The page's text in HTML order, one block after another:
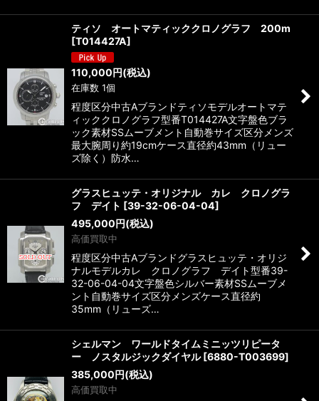
ティソ オートマティッククロノグラフ 200m
[T014427A]
110,000円(税込)
在庫数 1個
程度区分中古Aブランドティソモデルオートマテ
ィッククロノグラフ型番T014427A文字盤色ブラ
ック素材SSムーブメント自動巻サイズ区分メンズ
最大腕周り約19cmケース直径約43mm（リュー
ズ除く）防水…
グラスヒュッテ・オリジナル カレ クロノグラ
フ デイト [39-32-06-04-04]
495,000円(税込)
高価買取中
程度区分中古Aブランドグラスヒュッテ・オリジ
ナルモデルカレ クロノグラフ デイト型番39-
32-06-04-04文字盤色シルバー素材SSムーブメ
ント自動巻サイズ区分メンズケース直径約
35mm（リューズ…
シェルマン ワールドタイムミニッツリピータ
ー ノスタルジックダイヤル [6880-T003699]
385,000円(税込)
高価買取中